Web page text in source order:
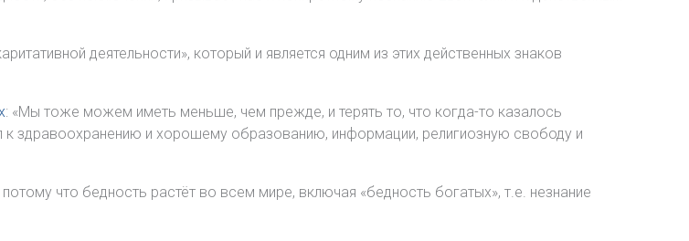
деятельности», который и является одним из этих действенных знаков
: «Мы тоже можем иметь меньше, чем прежде, и терять то, что когда-то казалось
здравоохранению и хорошему образованию, информации, религиозную свободу и
что бедность растёт во всем мире, включая «бедность богатых», т.е. незнание